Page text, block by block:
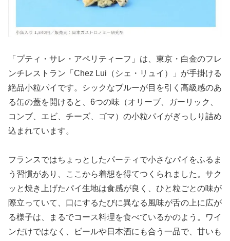
「プティ・サレ・アペリティーフ」は、東京・白金のフレ
ンチレストラン「Chez Lui（シェ・リュイ）」が手掛ける
絶品小粒パイです。シックなブルーが目を引く高級感のあ
る缶の蓋を開けると、6つの味（オリーブ、ガーリック、
コンブ、エビ、チーズ、ゴマ）の小粒パイがぎっしり詰め
込まれています。
フランスではちょっとしたパーティで小さなパイをふるま
う習慣があり、ここから着想を得てつくられました。サク
ッと焼き上げたパイ生地は食感が良く、ひと粒ごとの味が
際立っていて、口にするたびに異なる風味が舌の上に広が
る様子は、まるでコース料理を食べているかのよう。ワイ
ンだけではなく、ビールや日本酒にも合う一品で、甘いも